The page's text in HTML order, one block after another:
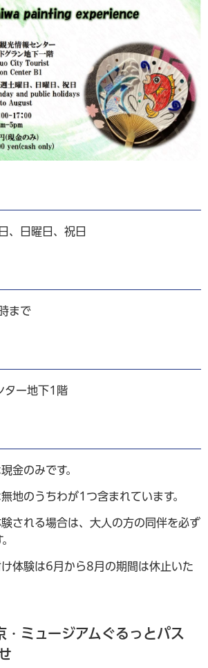
、日曜日、祝日
まで
ター地下1階
金のみです。
地のうちわが1つ含まれています。
される場合は、大人の方の同伴を必ず
体験は6月から8月の期間は休止いた
・ミュージアムぐるっとパス